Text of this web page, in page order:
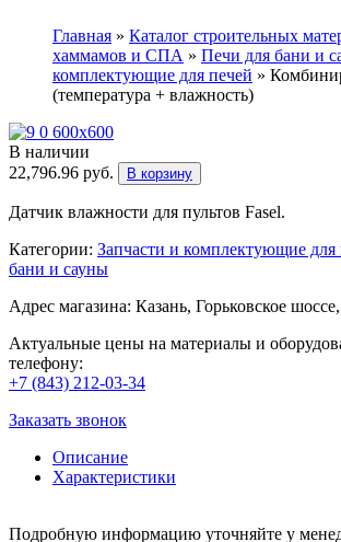
Главная » Каталог строительных
хаммамов и СПА » Печи для бани и
комплектующие для печей »
(температура + влажность)
В наличии
22,796.96 руб. В корзину
Датчик влажности для пультов Fasel.
Категории: Запчасти и комплектующие для
бани и cауны
Адрес магазина: Казань, Горьковское
Актуальные цены на материалы и
телефону:
+7 (843) 212-03-34
Заказать звонок
Описание
Характеристики
Подробную информацию уточняйте у